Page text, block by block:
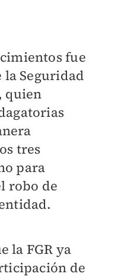
fue
Seguridad
quien
tres
para
robo de
la FGR ya
de